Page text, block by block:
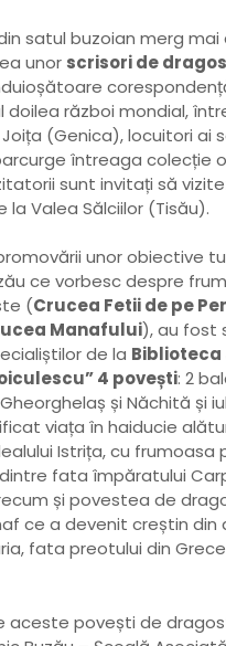
satul buzoian merg mai
unor scrisori de
doilea război mondial,
(Genica), locuitori ai
întreaga colecție
sunt invitați să
la Valea Sălciilor (Tisău).
unor obiective
ce vorbesc despre
(Crucea Fetii de pe
Manafului), au fost
de la
4 povești: 2
și Năchită și
viața în haiducie
Istrița, cu frumoasa
fata împăratului
și povestea de
ce a devenit creștin din
fata preotului din
aceste povești de